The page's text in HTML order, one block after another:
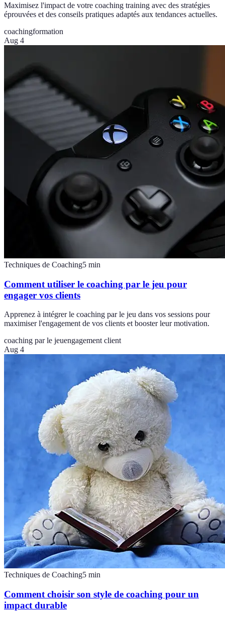
Maximisez l'impact de votre coaching training avec des stratégies
éprouvées et des conseils pratiques adaptés aux tendances actuelles.
coachingformation
Aug 4
Techniques de Coaching5 min
Comment utiliser le coaching par le jeu pour
engager vos clients
Apprenez à intégrer le coaching par le jeu dans vos sessions pour
maximiser l'engagement de vos clients et booster leur motivation.
coaching par le jeuengagement client
Aug 4
Techniques de Coaching5 min
Comment choisir son style de coaching pour un
impact durable